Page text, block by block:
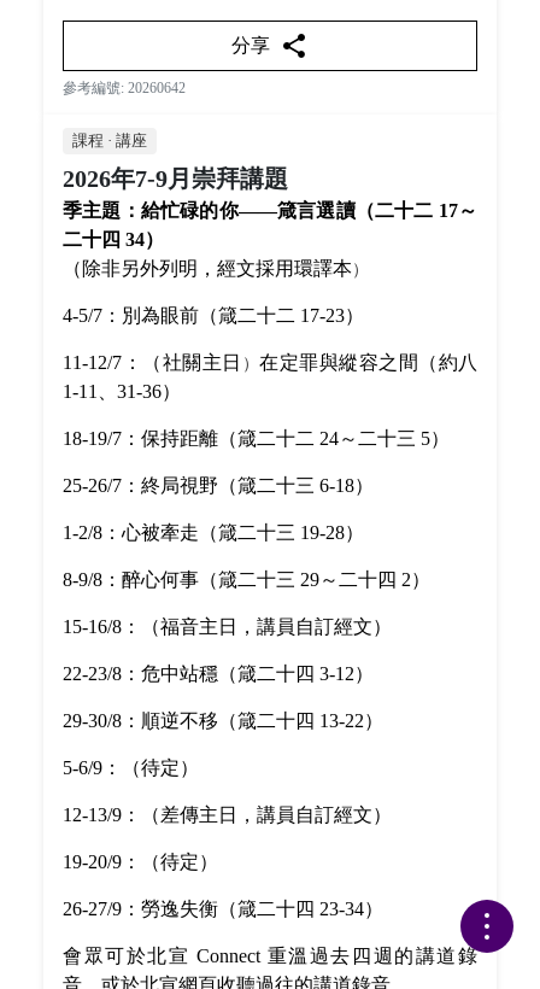
分享 share
參考編號: 20260642
課程 · 講座
2026年7-9月崇拜講題
季主題：給忙碌的你——箴言選讀（二十二 17～
二十四 34）
（除非另外列明，經文採用環譯本）
4-5/7：別為眼前（箴二十二 17-23）
11-12/7：（社關主日 ） 在定罪與縱容之間（約八
1-11、31-36）
18-19/7：保持距離（箴二十二 24～二十三 5）
25-26/7：終局視野（箴二十三 6-18）
1-2/8：心被牽走（箴二十三 19-28）
8-9/8：醉心何事（箴二十三 29～二十四 2）
15-16/8：（福音主日，講員自訂經文）
22-23/8：危中站穩（箴二十四 3-12）
29-30/8：順逆不移（箴二十四 13-22）
5-6/9：（待定）
12-13/9：（差傳主日，講員自訂經文）
19-20/9：（待定）
26-27/9：勞逸失衡（箴二十四 23-34）
會眾可於北宣 Connect 重溫過去四週的講道錄